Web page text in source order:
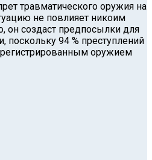
травматического оружия на
не повлияет никоим
он создаст предпосылки для
поскольку 94 % преступлений
оружием